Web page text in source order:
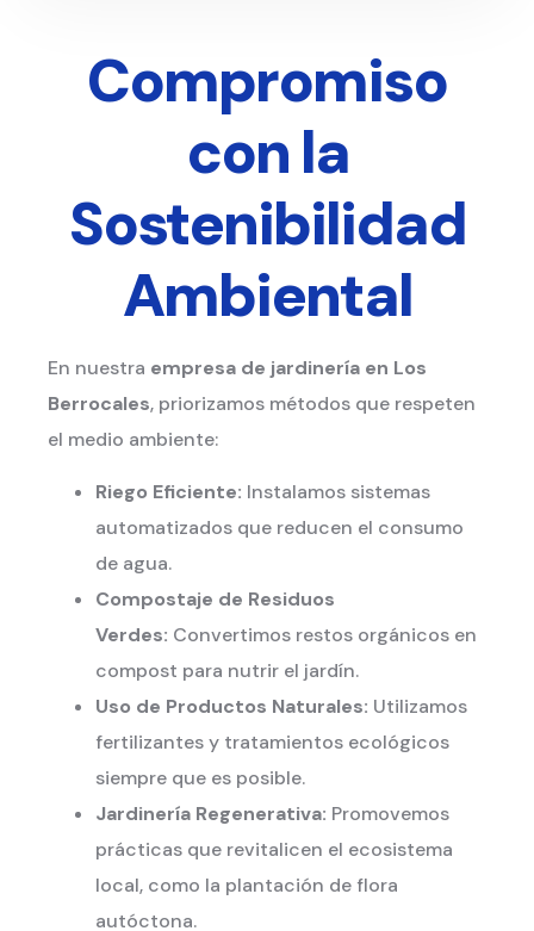
Compromiso
con la
Sostenibilidad
Ambiental
En nuestra empresa de jardinería en Los
Berrocales, priorizamos métodos que respeten
el medio ambiente:
Riego Eficiente: Instalamos sistemas
automatizados que reducen el consumo
de agua.
Compostaje de Residuos
Verdes: Convertimos restos orgánicos en
compost para nutrir el jardín.
Uso de Productos Naturales: Utilizamos
fertilizantes y tratamientos ecológicos
siempre que es posible.
Jardinería Regenerativa: Promovemos
prácticas que revitalicen el ecosistema
local, como la plantación de flora
autóctona.